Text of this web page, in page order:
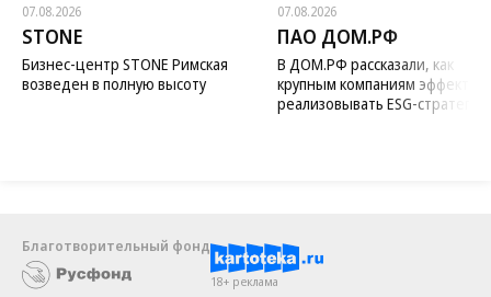
07.08.2026
STONE
Бизнес-центр STONE Римская
возведен в полную высоту
07.08.2026
ПАО ДОМ.РФ
В ДОМ.РФ рассказали, как
крупным компаниям
реализовывать ESG-стратегию
Благотворительный фонд
18+ реклама